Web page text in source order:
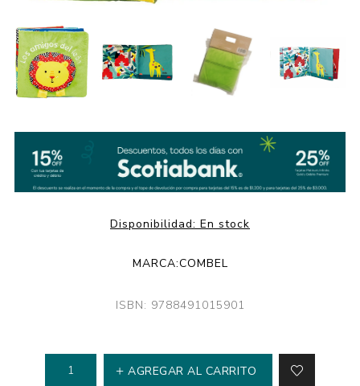
Disponibilidad: En stock
MARCA:COMBEL
ISBN: 9788491015901
AGREGAR AL CARRITO